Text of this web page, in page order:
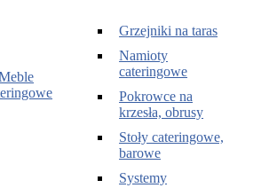
Grzejniki na taras
Namioty
cateringowe
Pokrowce na
krzesła, obrusy
Stoły cateringowe,
barowe
Systemy